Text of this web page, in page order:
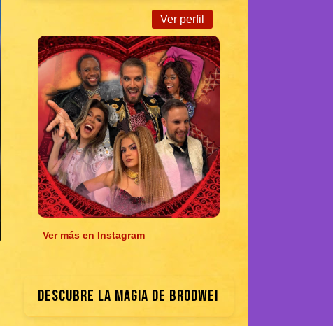
Ver perfil
Ver más en Instagram
DESCUBRE LA MAGIA DE BRODWEI